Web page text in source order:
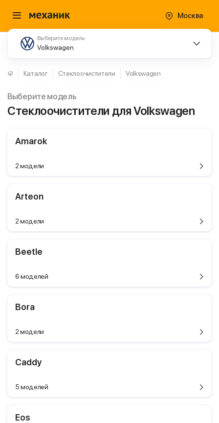
Москва
Выберите модель
Volkswagen
Каталог Стеклоочистители Volkswagen
Выберите модель
Стеклоочистители для Volkswagen
Amarok
2 модели
Arteon
2 модели
Beetle
6 моделей
Bora
2 модели
Caddy
5 моделей
Eos